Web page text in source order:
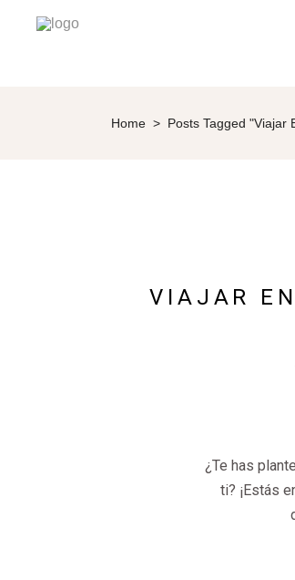
Home > Posts Tagged "viajar
VIAJAR
¿Te has
ti? ¡Estás